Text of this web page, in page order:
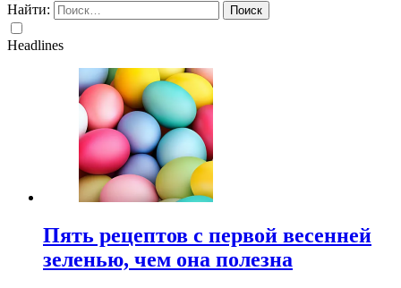
Найти:
Headlines
Пять рецептов с первой весенней
зеленью, чем она полезна